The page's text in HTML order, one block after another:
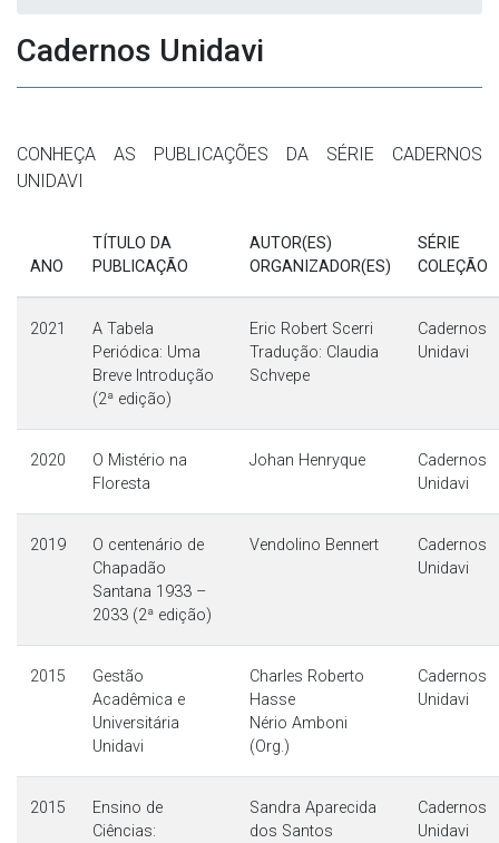
Cadernos Unidavi
CONHEÇA AS PUBLICAÇÕES DA SÉRIE CADERNOS
UNIDAVI
ANO
TÍTULO DA
PUBLICAÇÃO
AUTOR(ES)
ORGANIZADOR(ES)
SÉRIE
COLEÇÃO
2021
A Tabela
Periódica: Uma
Breve Introdução
(2ª edição)
Eric Robert Scerri
Tradução: Claudia
Schvepe
Cadernos
Unidavi
2020
O Mistério na
Floresta
Johan Henryque
Cadernos
Unidavi
2019
O centenário de
Chapadão
Santana 1933 –
2033 (2ª edição)
Vendolino Bennert
Cadernos
Unidavi
2015
Gestão
Acadêmica e
Universitária
Unidavi
Charles Roberto
Hasse
Nério Amboni
(Org.)
Cadernos
Unidavi
2015
Ensino de
Ciências:
Sandra Aparecida
dos Santos
Cadernos
Unidavi